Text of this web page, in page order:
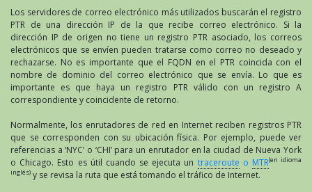
Los servidores de correo electrónico más utilizados buscarán el registro
PTR de una dirección IP de la que recibe correo electrónico. Si la
dirección IP de origen no tiene un registro PTR asociado, los correos
electrónicos que se envíen pueden tratarse como correo no deseado y
rechazarse. No es importante que el FQDN en el PTR coincida con el
nombre de dominio del correo electrónico que se envía. Lo que es
importante es que haya un registro PTR válido con un registro A
correspondiente y coincidente de retorno.
Normalmente, los enrutadores de red en Internet reciben registros PTR
que se corresponden con su ubicación física. Por ejemplo, puede ver
referencias a ‘NYC’ o ‘CHI’ para un enrutador en la ciudad de Nueva York
o Chicago. Esto es útil cuando se ejecuta un traceroute o MTR(en idioma
inglés) y se revisa la ruta que está tomando el tráfico de Internet.